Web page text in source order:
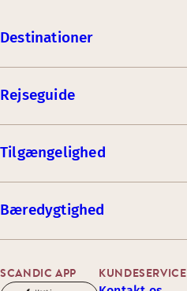
Destinationer
Rejseguide
Tilgængelighed
Bæredygtighed
SCANDIC APP KUNDESERVICE